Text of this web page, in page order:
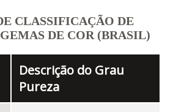
CLASSIFICAÇÃO DE
DE COR (BRASIL)
Descrição do Grau
Pureza